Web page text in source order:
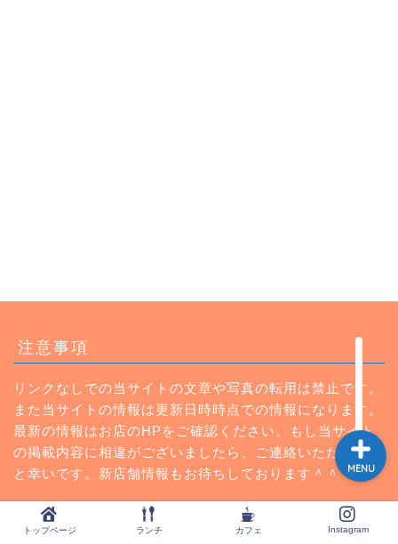
注意事項
リンクなしでの当サイトの文章や写真の転用は禁止です。
また当サイトの情報は更新日時時点での情報になります。
最新の情報はお店のHPをご確認ください。もし当サイト
の掲載内容に相違がございましたら、ご連絡いただけます
と幸いです。新店舗情報もお待ちしております＾＾
トップページ ランチ カフェ Instagram
MENU
Instagram